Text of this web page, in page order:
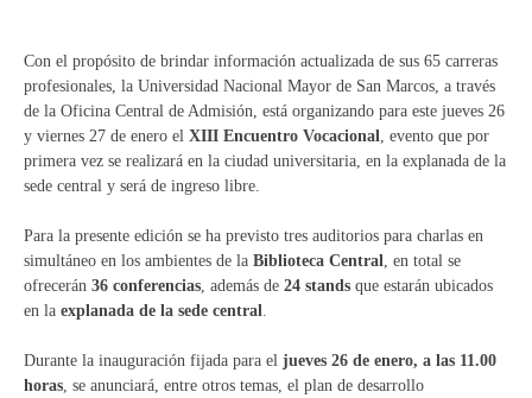
Con el propósito de brindar información actualizada de sus 65 carreras
profesionales, la Universidad Nacional Mayor de San Marcos, a través
de la Oficina Central de Admisión, está organizando para este jueves 26
y viernes 27 de enero el XIII Encuentro Vocacional, evento que por
primera vez se realizará en la ciudad universitaria, en la explanada de la
sede central y será de ingreso libre.
Para la presente edición se ha previsto tres auditorios para charlas en
simultáneo en los ambientes de la Biblioteca Central, en total se
ofrecerán 36 conferencias, además de 24 stands que estarán ubicados
en la explanada de la sede central.
Durante la inauguración fijada para el jueves 26 de enero, a las 11.00
horas, se anunciará, entre otros temas, el plan de desarrollo